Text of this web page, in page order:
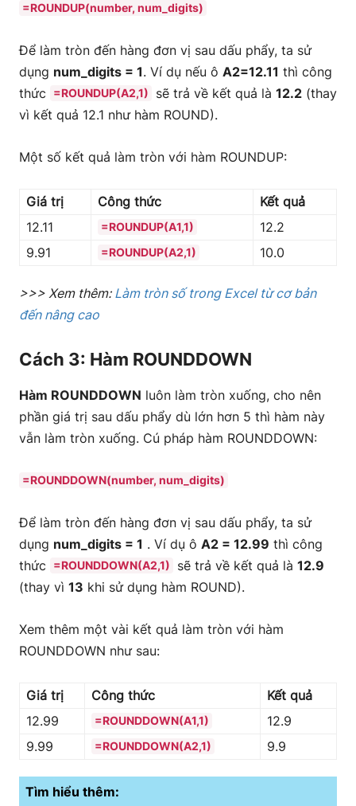
=ROUNDUP(number, num_digits)
Để làm tròn đến hàng đơn vị sau dấu phẩy, ta sử
dụng num_digits = 1. Ví dụ nếu ô A2=12.11 thì công
thức
=ROUNDUP(A2,1) sẽ trả về kết quả là 12.2 (thay
vì kết quả 12.1 như hàm ROUND).
Một số kết quả làm tròn với hàm ROUNDUP:
Giá trị Công thức
Kết quả
12.11
=ROUNDUP(A1,1)
12.2
9.91
=ROUNDUP(A2,1) 10.0
>>> Xem thêm: Làm tròn số trong Excel từ cơ bản
đến nâng cao
Cách 3: Hàm ROUNDDOWN
Hàm ROUNDDOWN luôn làm tròn xuống, cho nên
phần giá trị sau dấu phẩy dù lớn hơn 5 thì hàm này
vẫn làm tròn xuống. Cú pháp hàm ROUNDDOWN:
=ROUNDDOWN(number, num_digits)
Để làm tròn đến hàng đơn vị sau dấu phẩy, ta sử
dụng num_digits = 1 . Ví dụ ô A2 = 12.99 thì công
thức
=ROUNDDOWN(A2,1) sẽ trả về kết quả là 12.9
(thay vì 13 khi sử dụng hàm ROUND).
Xem thêm một vài kết quả làm tròn với hàm
ROUNDDOWN như sau:
Giá trị Công thức
Kết quả
12.99
=ROUNDDOWN(A1,1)
12.9
9.99
=ROUNDDOWN(A2,1) 9.9
Tìm hiểu thêm: